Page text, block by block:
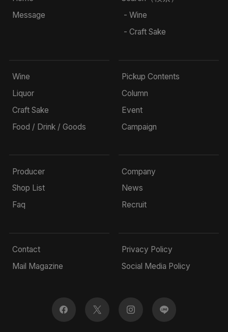
Message
- Wine
- Craft Sake
Wine
Liquor
Craft Sake
Food / Drink / Goods
Pickup Contents
Column
Event
Campaign
Producer
Shop List
Faq
Company
News
Recruit
Contact
Mail Magazine
Privacy Policy
Social Media Policy